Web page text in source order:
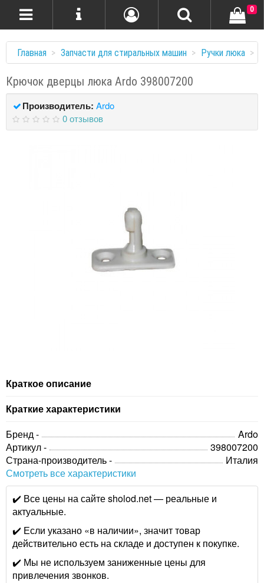
0
Главная Запчасти для стиральных машин Ручки люка
Крючок дверцы люка Ardo 398007200
Производитель: Ardo
0 отзывов
Краткое описание
Краткие характеристики
Бренд -
Ardo
Артикул -
398007200
Страна-производитель -
Италия
Смотреть все характеристики
✔️ Все цены на сайте sholod.net — реальные и
актуальные.
✔️ Если указано «в наличии», значит товар
действительно есть на складе и доступен к покупке.
✔️ Мы не используем заниженные цены для
привлечения звонков.